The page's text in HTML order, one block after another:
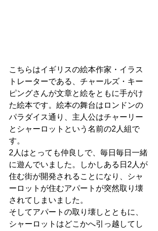
こちらはイギリスの絵本作家・イラス
トレーターである、チャールズ・キー
ピングさんが文章と絵をともに手がけ
た絵本です。絵本の舞台はロンドンの
パラダイス通り、主人公はチャーリー
とシャーロットという名前の2人組で
す。
2人はとっても仲良しで、毎日毎日一緒
に遊んでいました。しかしある日2人が
住む街が開発されることになり、シャ
ーロットが住むアパートが突然取り壊
されてしまいました。
そしてアパートの取り壊しとともに、
シャーロットはどこかへ引っ越してし